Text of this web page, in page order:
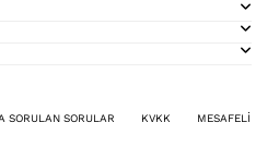
SORULAN SORULAR KVKK
MESAFELİ